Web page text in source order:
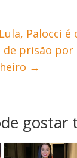
Palocci
de prisão
→
gostar